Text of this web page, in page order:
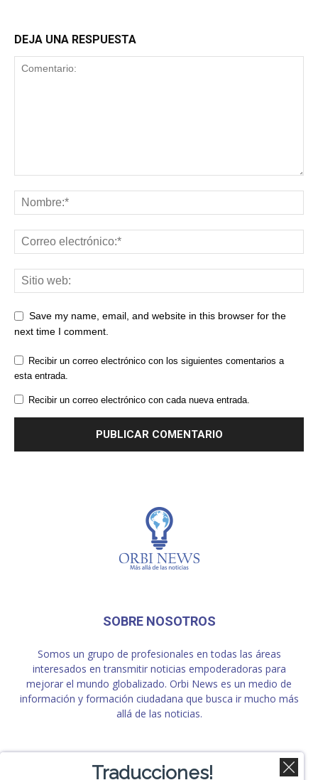
DEJA UNA RESPUESTA
Save my name, email, and website in this browser for the
next time I comment.
Recibir un correo electrónico con los siguientes comentarios a
esta entrada.
Recibir un correo electrónico con cada nueva entrada.
SOBRE NOSOTROS
Somos un grupo de profesionales en todas las áreas
interesados en transmitir noticias empoderadoras para
mejorar el mundo globalizado. Orbi News es un medio de
información y formación ciudadana que busca ir mucho más
allá de las noticias.
SÍGUENOS
Traducciones!